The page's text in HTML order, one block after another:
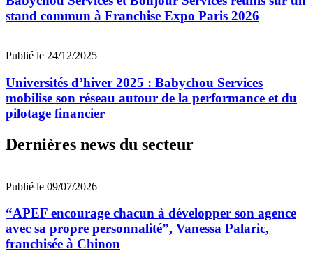
stand commun à Franchise Expo Paris 2026
Publié le 24/12/2025
Universités d’hiver 2025 : Babychou Services
mobilise son réseau autour de la performance et du
pilotage financier
Dernières news du secteur
Publié le 09/07/2026
“APEF encourage chacun à développer son agence
avec sa propre personnalité”, Vanessa Palaric,
franchisée à Chinon